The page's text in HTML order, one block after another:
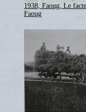
1938, Faoug, Le
Faoug